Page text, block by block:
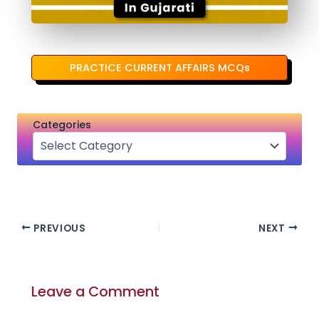
PRACTICE CURRENT AFFAIRS MCQs
Categories
PREVIOUS NEXT
Leave a Comment